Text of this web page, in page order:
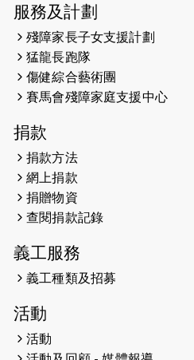
2026-05-14
（19:00開始）
2026-05-07
開始）
2026-04-30
2026-04-25
2026-04-24
2026-04-23
2026-04-19
服務及計劃
殘障家長子女支援計劃
猛龍長跑隊
傷健綜合藝術團
賽馬會殘障家庭支援中心
捐款
捐款方法
網上捐款
捐贈物資
查閱捐款記錄
義工服務
義工種類及招募
活動
活動